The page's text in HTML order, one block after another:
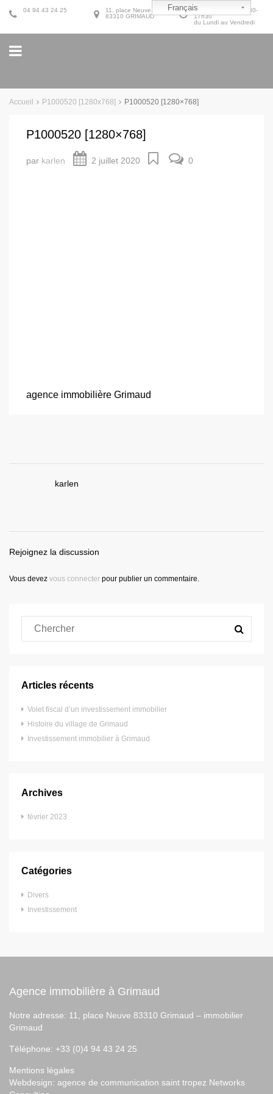
9h30-12h30 et 14h30-
17h30
du Lundi au Vendredi
11, place Neuve
83310 GRIMAUD
04 94 43 24 25
Accueil P1000520 [1280x768] P1000520 [1280×768]
P1000520 [1280×768]
par karlen 2 juillet 2020 0
agence immobilière Grimaud
karlen
Rejoignez la discussion
Vous devez vous connecter pour publier un commentaire.
Articles récents
Volet fiscal d’un investissement immobilier
Histoire du village de Grimaud
Investissement immobilier à Grimaud
Archives
février 2023
Catégories
Divers
Investissement
Agence immobilière à Grimaud
Notre adresse: 11, place Neuve 83310 Grimaud – immobilier
Grimaud
Téléphone: +33 (0)4 94 43 24 25
Mentions légales
Webdesign: agence de communication saint tropez Networks
Français